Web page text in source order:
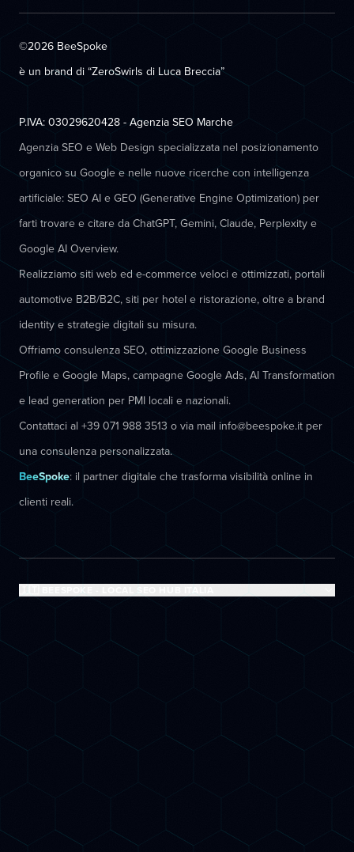
©2026 BeeSpoke
è un brand di “ZeroSwirls di Luca Breccia”
P.IVA: 03029620428 - Agenzia SEO Marche
Agenzia SEO e Web Design specializzata nel posizionamento
organico su Google e nelle nuove ricerche con intelligenza
artificiale: SEO AI e GEO (Generative Engine Optimization) per
farti trovare e citare da ChatGPT, Gemini, Claude, Perplexity e
Google AI Overview.
Realizziamo siti web ed e-commerce veloci e ottimizzati, portali
automotive B2B/B2C, siti per hotel e ristorazione, oltre a brand
identity e strategie digitali su misura.
Offriamo consulenza SEO, ottimizzazione Google Business
Profile e Google Maps, campagne Google Ads, AI Transformation
e lead generation per PMI locali e nazionali.
Contattaci al +39 071 988 3513 o via mail info@beespoke.it per
una consulenza personalizzata.
BeeSpoke: il partner digitale che trasforma visibilità online in
clienti reali.
🇮🇹 BEESPOKE - LOCAL SEO HUB ITALIA